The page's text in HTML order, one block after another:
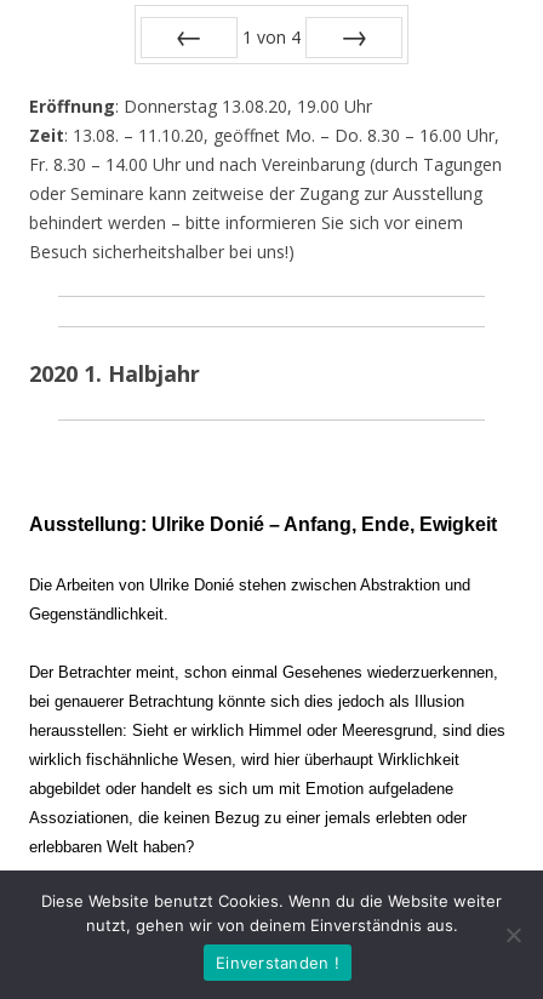
1 von 4
Eröffnung: Donnerstag 13.08.20, 19.00 Uhr
Zeit: 13.08. – 11.10.20, geöffnet Mo. – Do. 8.30 – 16.00 Uhr,
Fr. 8.30 – 14.00 Uhr und nach Vereinbarung (durch Tagungen
oder Seminare kann zeitweise der Zugang zur Ausstellung
behindert werden – bitte informieren Sie sich vor einem
Besuch sicherheitshalber bei uns!)
2020 1. Halbjahr
Ausstellung: Ulrike Donié – Anfang, Ende, Ewigkeit
Die Arbeiten von Ulrike Donié stehen zwischen Abstraktion und
Gegenständlichkeit.
Der Betrachter meint, schon einmal Gesehenes wiederzuerkennen,
bei genauerer Betrachtung könnte sich dies jedoch als Illusion
herausstellen: Sieht er wirklich Himmel oder Meeresgrund, sind dies
wirklich fischähnliche Wesen, wird hier überhaupt Wirklichkeit
abgebildet oder handelt es sich um mit Emotion aufgeladene
Assoziationen, die keinen Bezug zu einer jemals erlebten oder
erlebbaren Welt haben?
Verharren und Dynamik stehen sich dabei gegenüber. Zeit steht still
oder verrinnt im Nu. Es soll dabei eine Spannung, auch farblich, bis
zur Schmerzgrenze erzeugt werden. Die Arbeiten stellen ambivalente
Diese Website benutzt Cookies. Wenn du die Website weiter
nutzt, gehen wir von deinem Einverständnis aus.
Einverstanden !